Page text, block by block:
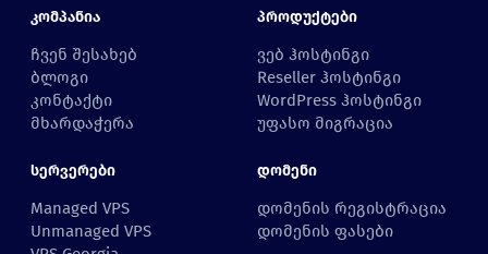
Კომპანია
ჩვენ შესახებ
ბლოგი
კონტაქტი
მხარდაჭერა
Პროდუქტები
ვებ ჰოსტინგი
Reseller ჰოსტინგი
WordPress ჰოსტინგი
უფასო მიგრაცია
Სერვერები
Managed VPS
Unmanaged VPS
Დომენი
დომენის რეგისტრაცია
დომენის ფასები